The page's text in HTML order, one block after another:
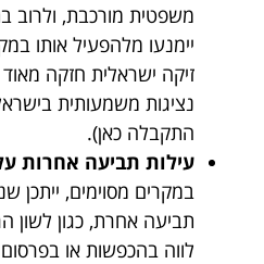
משפטית מורכבת, ולרוב
יימנעו מלהפעיל אותו
זיקה ישראלית חזקה
נציגות משמעותית
התקבלה כאן).
עילות תביעה אחרות
במקרים מסוימים, ייתכן
תביעה אחרת, כגון לשון
לווה בהכפשות או